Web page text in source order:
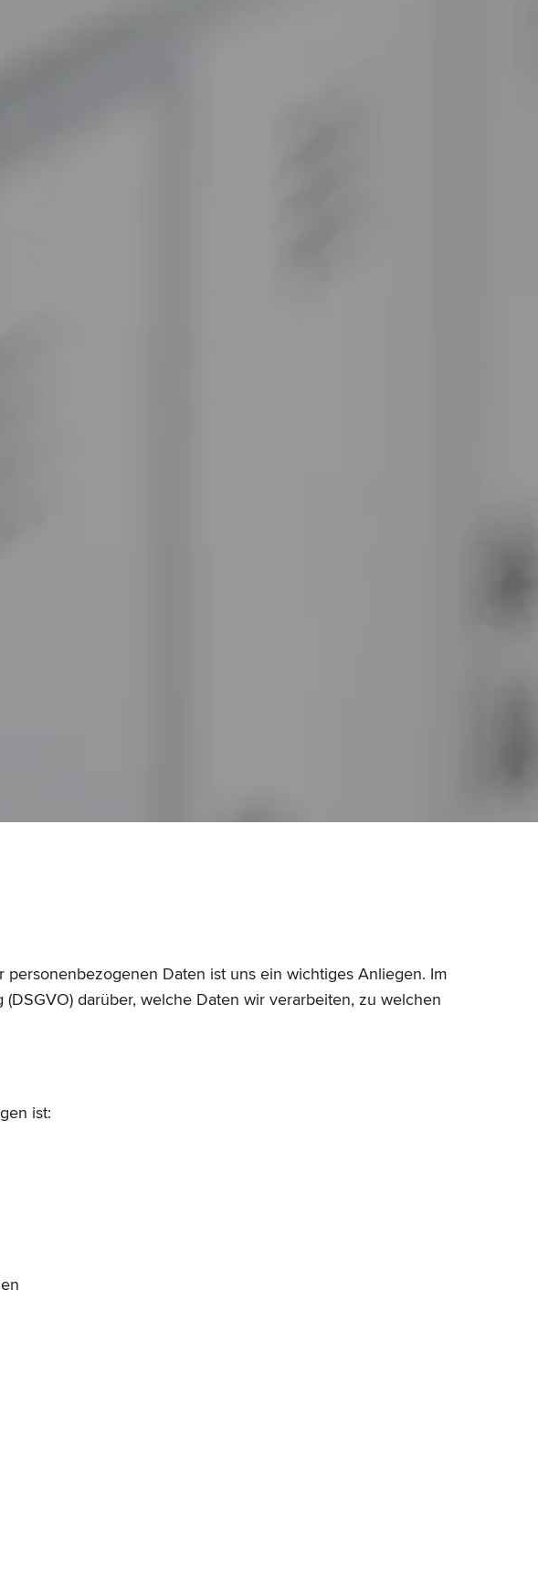
personenbezogenen Daten ist uns ein wichtiges Anliegen. Im
darüber, welche Daten wir verarbeiten, zu welchen
ist: